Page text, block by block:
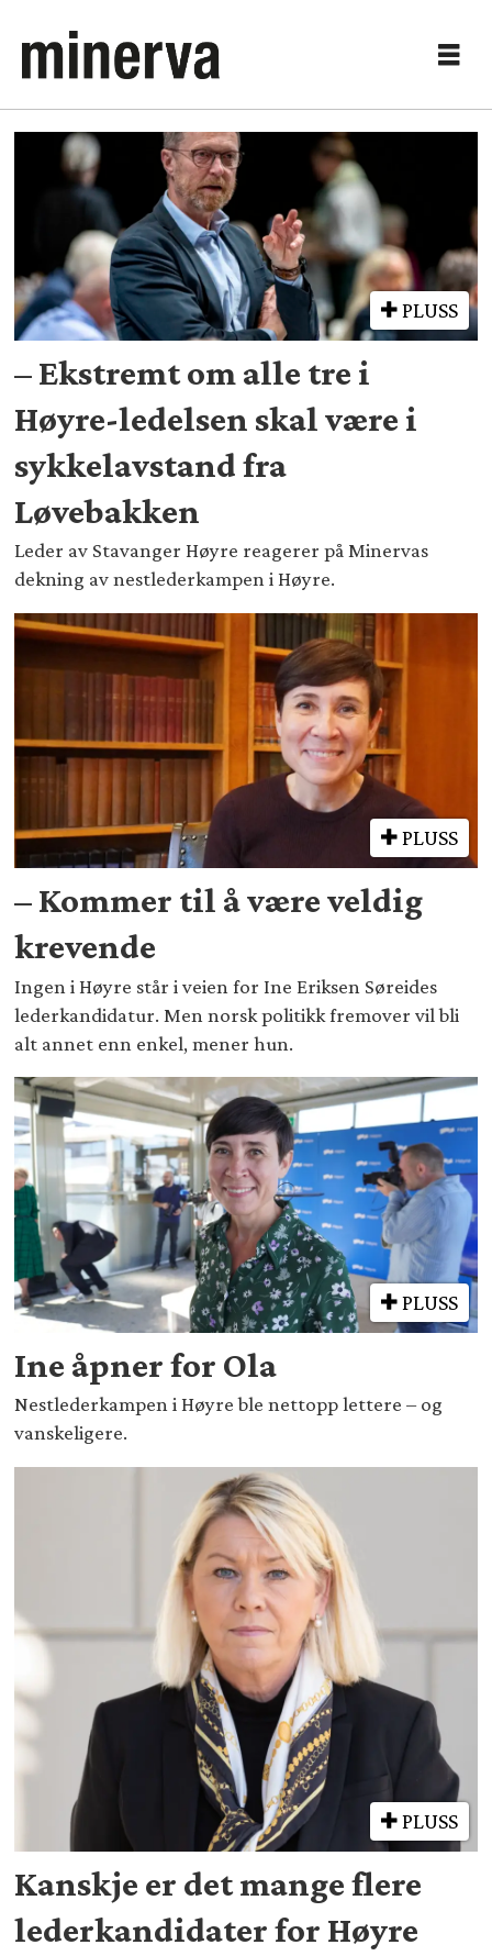
Tag:
lederkandidater
PLUSS
– Ekstremt om alle tre i
Høyre-ledelsen skal være i
sykkelavstand fra
Løvebakken
Leder av Stavanger Høyre reagerer på Minervas
dekning av nestlederkampen i Høyre.
PLUSS
– Kommer til å være veldig
krevende
Ingen i Høyre står i veien for Ine Eriksen Søreides
lederkandidatur. Men norsk politikk fremover vil bli
alt annet enn enkel, mener hun.
PLUSS
Ine åpner for Ola
Nestlederkampen i Høyre ble nettopp lettere – og
vanskeligere.
PLUSS
Kanskje er det mange flere
lederkandidater for Høyre